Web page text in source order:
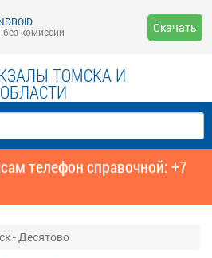
комиссии
Скачать
ТОМСКА И
ОБЛАСТИ
телефон справочной: +7
- Десятово